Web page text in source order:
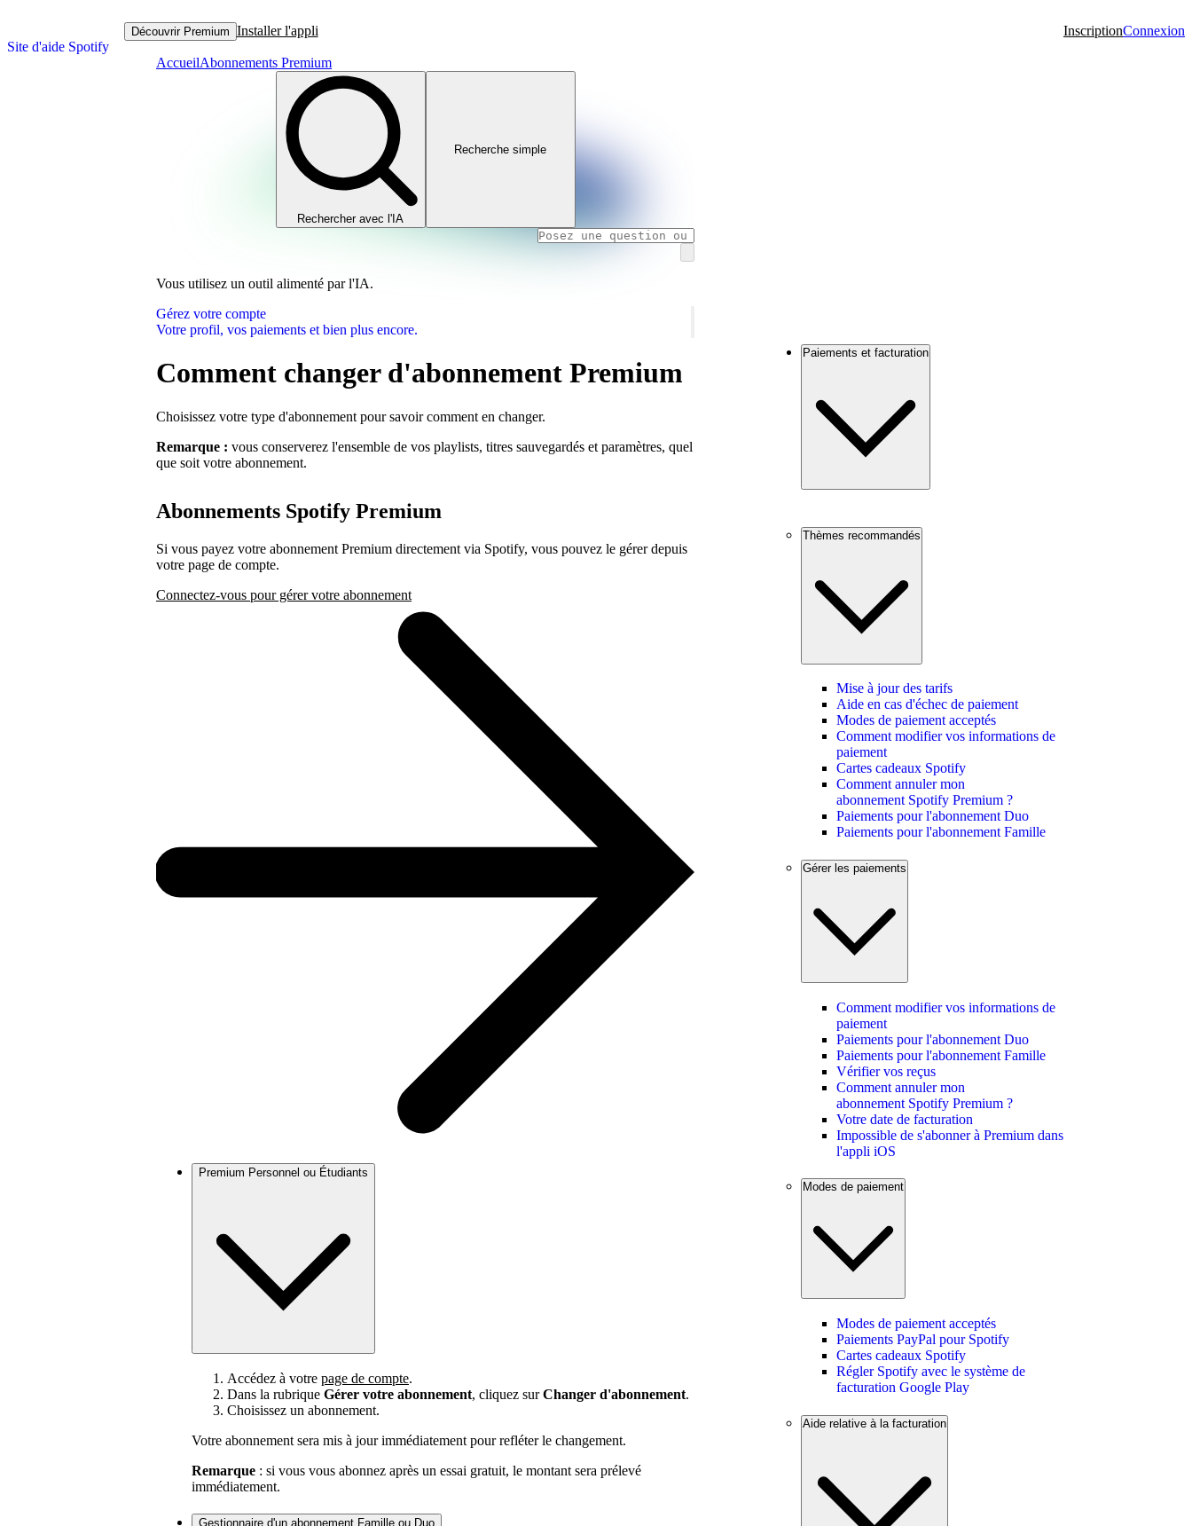
Site d'aide Spotify
Découvrir Premium Installer l'appli InscriptionConnexion
AccueilAbonnements Premium
Rechercher avec l'IA
Recherche simple
Vous utilisez un outil alimenté par l'IA.
Gérez votre compte
Votre profil, vos paiements et bien plus encore.
Comment changer d'abonnement Premium
Choisissez votre type d'abonnement pour savoir comment en changer.
Remarque : vous conserverez l'ensemble de vos playlists, titres sauvegardés et paramètres, quel
que soit votre abonnement.
Abonnements Spotify Premium
Si vous payez votre abonnement Premium directement via Spotify, vous pouvez le gérer depuis
votre page de compte.
Connectez-vous pour gérer votre abonnement
Premium Personnel ou Étudiants
Accédez à votre page de compte.
Dans la rubrique Gérer votre abonnement, cliquez surChanger d'abonnement.
Choisissez un abonnement.
Votre abonnement sera mis à jour immédiatement pour refléter le changement.
Remarque : si vous vous abonnez après un essai gratuit, le montant sera prélevé
immédiatement.
Gestionnaire d'un abonnement Famille ou Duo
Paiements et facturation
Thèmes recommandés
Mise à jour des tarifs
Aide en cas d'échec de paiement
Modes de paiement acceptés
Comment modifier vos informations de
paiement
Cartes cadeaux Spotify
Comment annuler mon
abonnement Spotify Premium ?
Paiements pour l'abonnement Duo
Paiements pour l'abonnement Famille
Gérer les paiements
Comment modifier vos informations de
paiement
Paiements pour l'abonnement Duo
Paiements pour l'abonnement Famille
Vérifier vos reçus
Comment annuler mon
abonnement Spotify Premium ?
Votre date de facturation
Impossible de s'abonner à Premium dans
l'appli iOS
Modes de paiement
Modes de paiement acceptés
Paiements PayPal pour Spotify
Cartes cadeaux Spotify
Régler Spotify avec le système de
facturation Google Play
Aide relative à la facturation